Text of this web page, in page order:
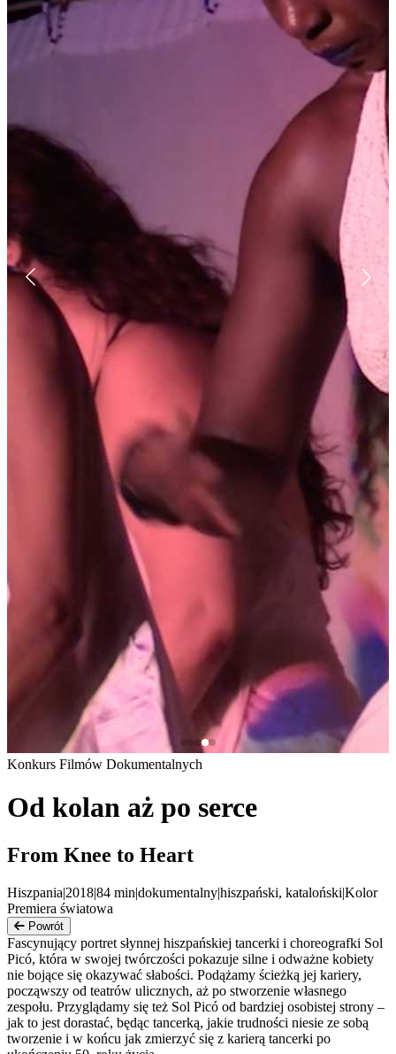
Konkurs Filmów Dokumentalnych
Od kolan aż po serce
From Knee to Heart
Hiszpania|2018|84 min|dokumentalny|hiszpański, kataloński|Kolor
Premiera światowa
Powrót
Fascynujący portret słynnej hiszpańskiej tancerki i choreografki Sol
Picó, która w swojej twórczości pokazuje silne i odważne kobiety
nie bojące się okazywać słabości. Podążamy ścieżką jej kariery,
począwszy od teatrów ulicznych, aż po stworzenie własnego
zespołu. Przyglądamy się też Sol Picó od bardziej osobistej strony –
jak to jest dorastać, będąc tancerką, jakie trudności niesie ze sobą
tworzenie i w końcu jak zmierzyć się z karierą tancerki po